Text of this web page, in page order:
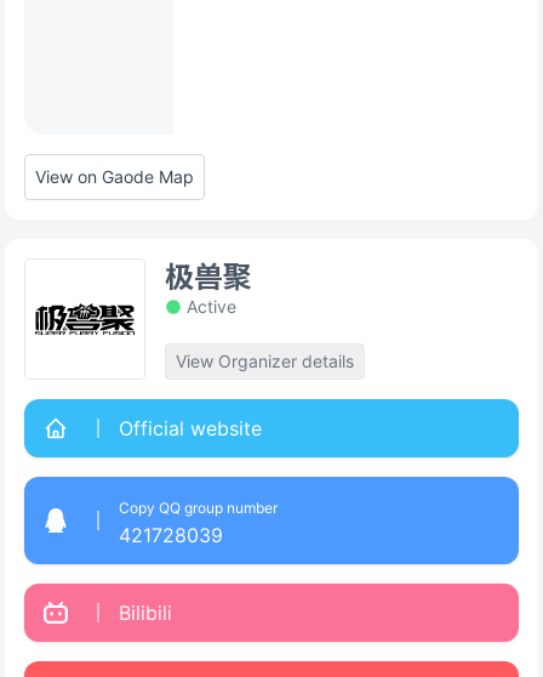
View on Gaode Map
极兽聚
Active
View Organizer details
Official website
Copy QQ group number
421728039
Bilibili